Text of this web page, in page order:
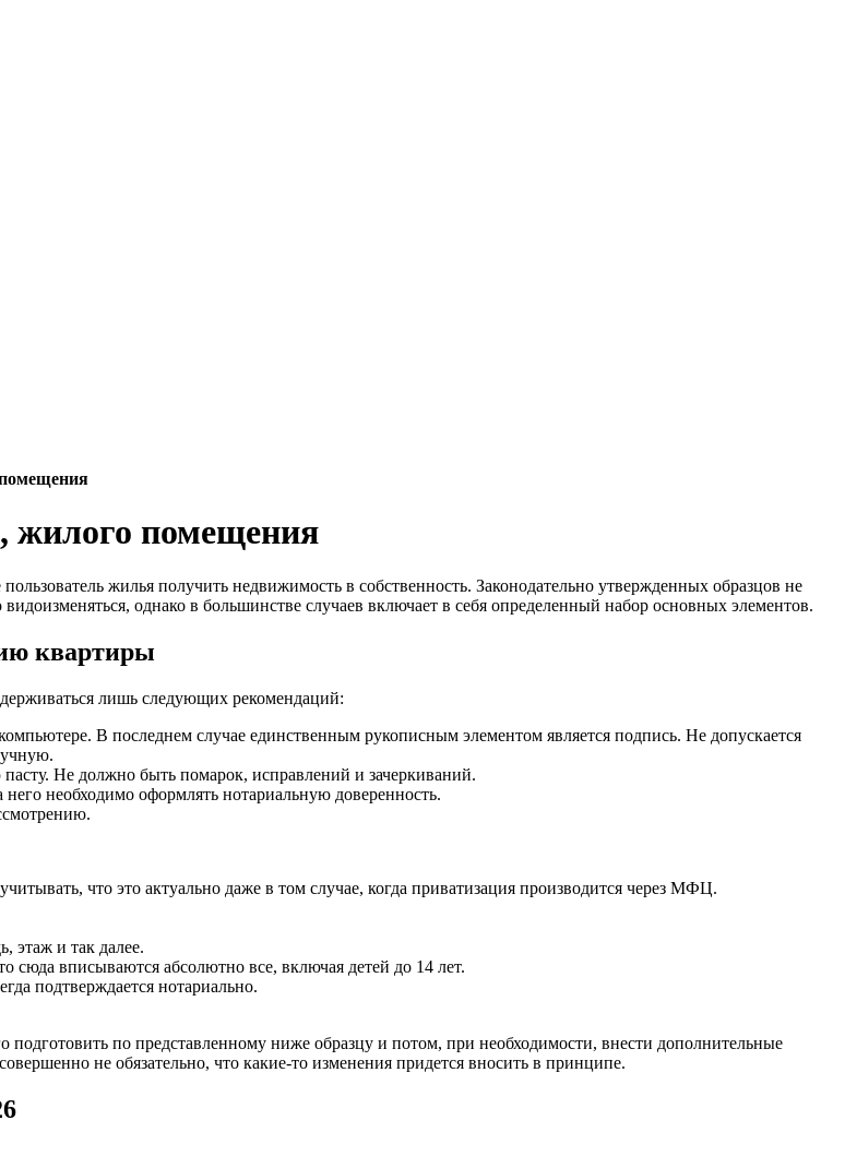
жилого помещения
жилья получить недвижимость в собственность. Законодательно утвержденных образцов не
однако в большинстве случаев включает в себя определенный набор основных элементов.
квартиры
лишь следующих рекомендаций:
В последнем случае единственным рукописным элементом является подпись. Не допускается
Не должно быть помарок, исправлений и зачеркиваний.
необходимо оформлять нотариальную доверенность.
что это актуально даже в том случае, когда приватизация производится через МФЦ.
этаж и так далее.
вписываются абсолютно все, включая детей до 14 лет.
подтверждается нотариально.
по представленному ниже образцу и потом, при необходимости, внести дополнительные
не обязательно, что какие-то изменения придется вносить в принципе.